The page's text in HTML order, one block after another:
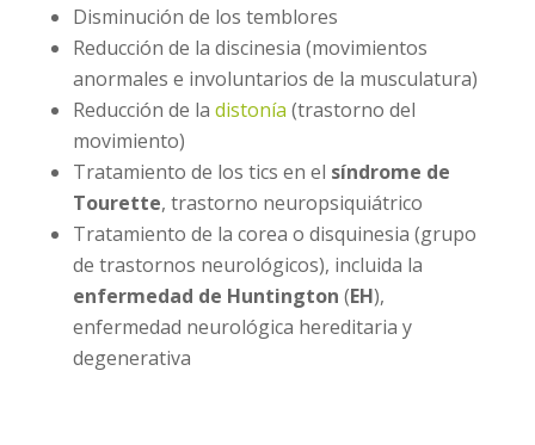
Disminución de los temblores
Reducción de la discinesia (movimientos
anormales e involuntarios de la musculatura)
Reducción de la distonía (trastorno del
movimiento)
Tratamiento de los tics en el síndrome de
Tourette, trastorno neuropsiquiátrico
Tratamiento de la corea o disquinesia (grupo
de trastornos neurológicos), incluida la
enfermedad de Huntington (EH),
enfermedad neurológica hereditaria y
degenerativa